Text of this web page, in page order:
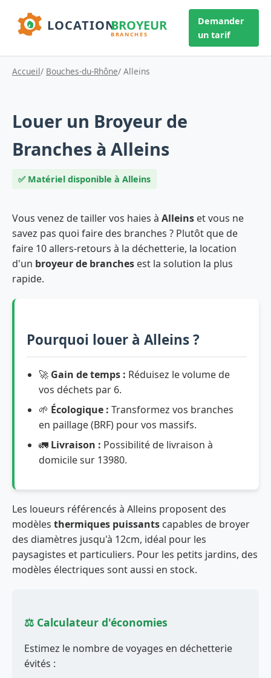
Demander
un tarif
Accueil/ Bouches-du-Rhône/ Alleins
Louer un Broyeur de
Branches à Alleins
✅ Matériel disponible à Alleins
Vous venez de tailler vos haies à Alleins et vous ne
savez pas quoi faire des branches ? Plutôt que de
faire 10 allers-retours à la déchetterie, la location
d'un broyeur de branches est la solution la plus
rapide.
Pourquoi louer à Alleins ?
🚀 Gain de temps : Réduisez le volume de
vos déchets par 6.
🌱 Écologique : Transformez vos branches
en paillage (BRF) pour vos massifs.
🚛 Livraison : Possibilité de livraison à
domicile sur 13980.
Les loueurs référencés à Alleins proposent des
modèles thermiques puissants capables de broyer
des diamètres jusqu'à 12cm, idéal pour les
paysagistes et particuliers. Pour les petits jardins, des
modèles électriques sont aussi en stock.
⚖️ Calculateur d'économies
Estimez le nombre de voyages en déchetterie
évités :